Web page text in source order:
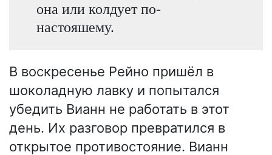
она или колдует по-
настояшему.
В воскресенье Рейно пришёл в
шоколадную лавку и попытался
убедить Вианн не работать в этот
день. Их разговор превратился в
открытое противостояние. Вианн